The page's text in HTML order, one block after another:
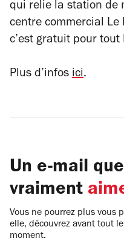
qui relie la station de
centre commercial Le
c’est gratuit pour tout
Plus d’infos ici.
Un e-mail
vraiment
Vous ne pourrez plus vous
elle, découvrez avant tout
moment.